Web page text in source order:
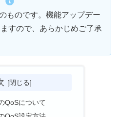
ものです。機能アップデー
すので、あらかじめご了承
QoSについて